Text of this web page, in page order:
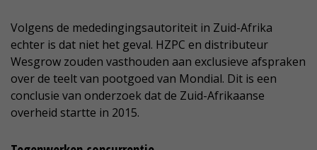
Volgens de mededingingsautoriteit in Zuid-Afrika
echter is dat niet het geval. HZPC en distributeur
Wesgrow zouden vasthouden aan exclusieve afspraken
over de teelt van pootgoed van Mondial. Dit is een
conclusie van onderzoek dat de Zuid-Afrikaanse
overheid startte in 2015.